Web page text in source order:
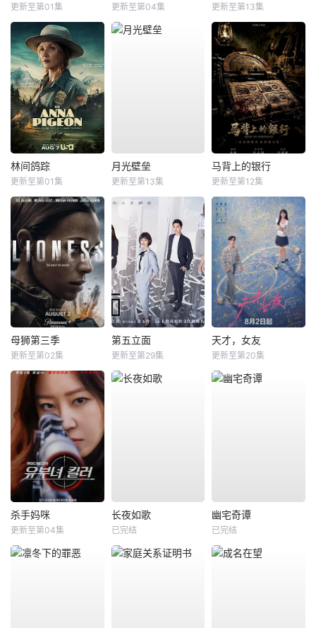
更新至第01集 更新至第04集 更新至第13集
林间鸽踪
更新至第01集
月光壁垒
更新至第13集
马背上的银行
更新至第12集
母狮第三季
更新至第02集
第五立面
更新至第29集
天才，女友
更新至第20集
杀手妈咪
更新至第04集
长夜如歌
已完结
幽宅奇谭
已完结